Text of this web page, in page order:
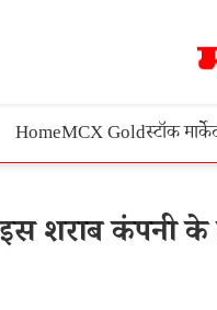
HomeMCX Goldस्टॉक
कंपनी के